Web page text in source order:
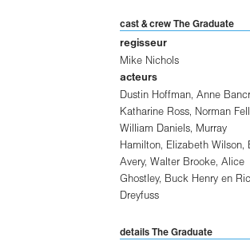
cast & crew The Graduate
regisseur
Mike Nichols
acteurs
Dustin Hoffman, Anne
Katharine Ross, Norman Fell
William Daniels,
Murray
Hamilton, Elizabeth Wilson,
Avery, Walter Brooke, Alice
Ghostley, Buck Henry en
Dreyfuss
details The Graduate